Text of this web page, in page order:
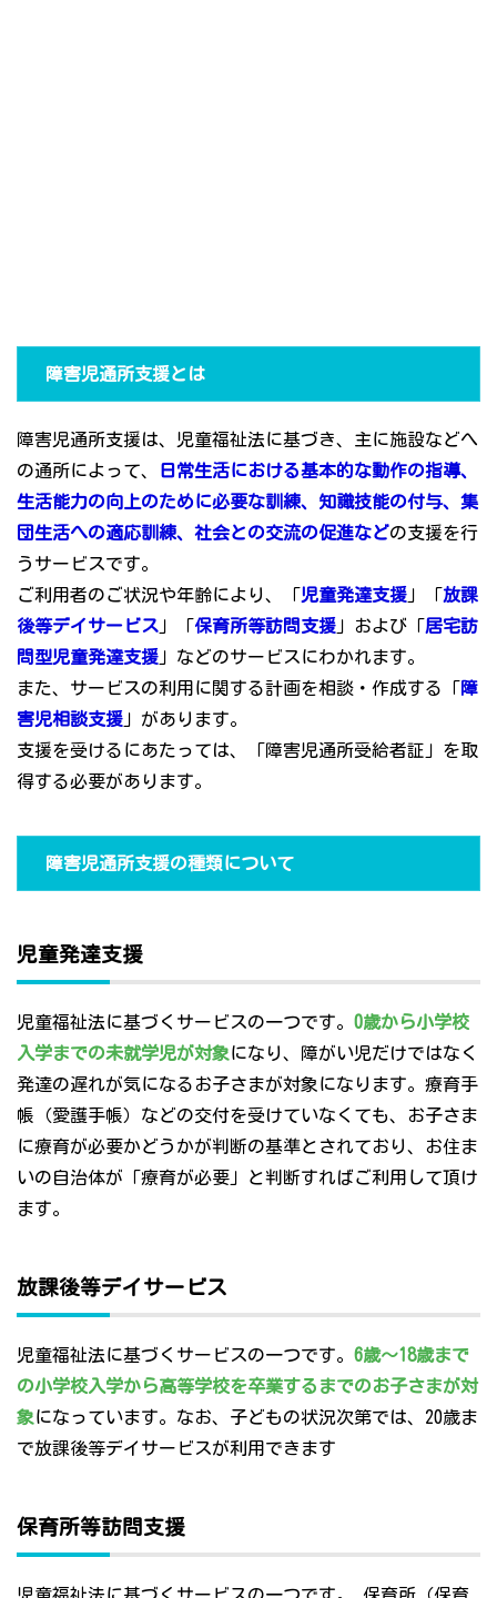
障害児通所支援とは
障害児通所支援は、児童福祉法に基づき、主に施設などへ
の通所によって、
日常生活における基本的な動作の指導、
生活能力の向上のために必要な訓練、知識技能の付与、集
団生活への適応訓練、社会との交流の促進などの支援を行
うサービスです。
ご利用者のご状況や年齢により、「児童発達支援 」「放課
後等デイサービス 」「保育所等訪問支援 」および「居宅訪
問型児童発達支援 」などのサービスにわかれます。
また、サービスの利用に関する計画を相談・作成する「障
害児相談支援 」があります。
支援を受けるにあたっては、「障害児通所受給者証」を取
得する必要があります。
障害児通所支援の種類について
児童発達支援
児童福祉法に基づくサービスの一つです。 0歳から小学校
入学までの未就学児が対象になり、障がい児だけではなく
発達の遅れが気になるお子さまが対象になります。療育手
帳（愛護手帳）などの交付を受けていなくても、お子さま
に療育が必要かどうかが判断の基準とされており、お住ま
いの自治体が「療育が必要」と判断すればご利用して頂け
ます。
放課後等デイサービス
児童福祉法に基づくサービスの一つです。 6歳～18歳まで
の小学校入学から高等学校を卒業するまでのお子さまが対
象になっています。なお、子どもの状況次第では、20歳ま
で放課後等デイサービスが利用できます
保育所等訪問支援